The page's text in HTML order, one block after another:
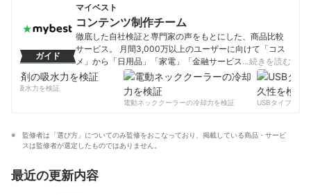
をサポートするために活動中。延べ2000人のパパママに
育児グッズ講座を開催。新米ファミリーの育児を助ける
オリジナルベビー服「ラクラクふわふわバルーンオー
ル」はキッズデザイン賞を受賞。 メディア歴：「おはよ
う日本」（NHK）
白石佳子のプロフィール
ガイド
マイベスト
コンテンツ制作チーム
徹底した自社検証と専門家の声をもとにした、商品比較
サービス。 月間3,000万以上のユーザーに向けて「コス
メ」から「日用品」「家電」「金融サービス」まで、ベ
ストな商品を選んでもらうために、毎日コンテンツを制
コンテンツ制作チームのプロフィール
…続きを読む
の吸水力を検証
電動ネッククーラーの冷却力を検証
USBタイプCケー
監修者は「選び方」についてのみ監修をおこなっており、掲載している商品・サービ
スは監修者が選定したものではありません。
最近の更新内容